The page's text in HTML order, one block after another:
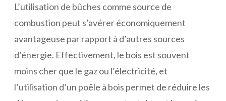
L’utilisation de bûches comme source de
combustion peut s’avérer économiquement
avantageuse par rapport à d’autres sources
d’énergie. Effectivement, le bois est souvent
moins cher que le gaz ou l’électricité, et
l’utilisation d’un poêle à bois permet de réduire les